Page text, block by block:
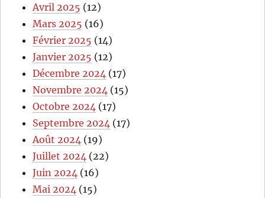
Avril 2025 (12)
Mars 2025 (16)
Février 2025 (14)
Janvier 2025 (12)
Décembre 2024 (17)
Novembre 2024 (15)
Octobre 2024 (17)
Septembre 2024 (17)
Août 2024 (19)
Juillet 2024 (22)
Juin 2024 (16)
Mai 2024 (15)